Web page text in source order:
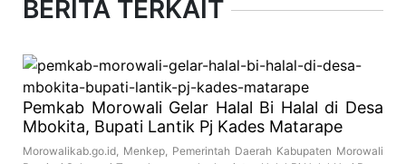
BERITA TERKAIT
Pemkab Morowali Gelar Halal Bi Halal di Desa
Mbokita, Bupati Lantik Pj Kades Matarape
Morowalikab.go.id, Menkep, Pemerintah Daerah Kabupaten Morowali